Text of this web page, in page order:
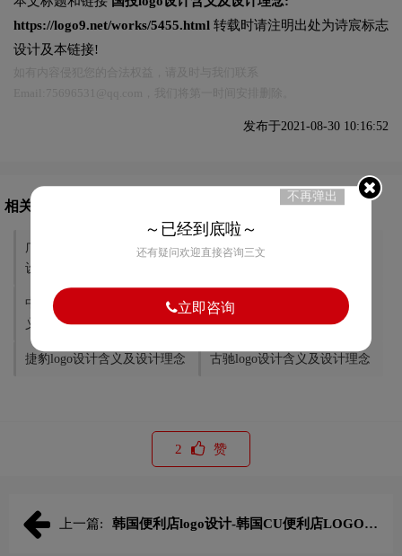
https://logo9.net/works/5455.html 转载时请注明出处为诗宸标志
设计及本链接!
发布于2021-08-30 10:16:52
相关文章推荐
广汇实业投资logo设计含义及
设计理念
中信集团logo设计含义及设计
中国通用技术集团logo设计含
义及设计理念
云步投资
捷豹logo设计含义及设计理念 古驰logo设计含义及设计理念
2 赞
上一篇:
韩国便利店logo设计-韩国CU便利店LOGO设
不再弹出
～已经到底啦～
还有疑问欢迎直接咨询三文
立即咨询